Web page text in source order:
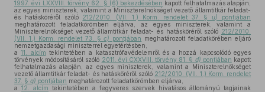
1997. évi LXXVIII. törvény 62. § (6) bekezdésében kapott felhatalmazás alapján,
az egyes miniszterek, valamint a Miniszterelnökséget vezető államtitkár feladat-
és hatásköréről szóló 212/2010. (VII. 1.) Korm. rendelet 37. §u)
pontjában
meghatározott feladatkörömben eljárva, az egyes miniszterek, valamint a
Miniszterelnökséget vezető államtitkár feladat- és hatásköréről szóló 212/2010.
(VII. 1.) Korm. rendelet 73. §c) pontjában meghatározott feladatkörében eljáró
nemzetgazdasági miniszterrel egyetértésben,
a11. alcím tekintetében a katasztrófavédelemről és a hozzá kapcsolódó egyes
törvények módosításáról szóló 2011. évi CXXVIII. törvény 81. § d) pontjában kapott
felhatalmazás alapján, az egyes miniszterek, valamint a Miniszterelnökséget
vezető államtitkár feladat- és hatásköréről szóló 212/2010. (VII. 1.) Korm. rendelet
37. § q) pontjában meghatározott feladatkörömben eljárva,
a 12. alcím tekintetében a fegyveres szervek hivatásos állományú tagjainak